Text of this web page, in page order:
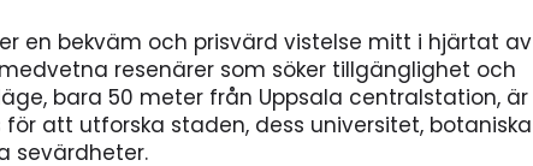
en bekväm och prisvärd vistelse mitt i hjärtat av
resenärer som söker tillgänglighet och
bara 50 meter från Uppsala centralstation, är
att utforska staden, dess universitet, botaniska
sevärdheter.